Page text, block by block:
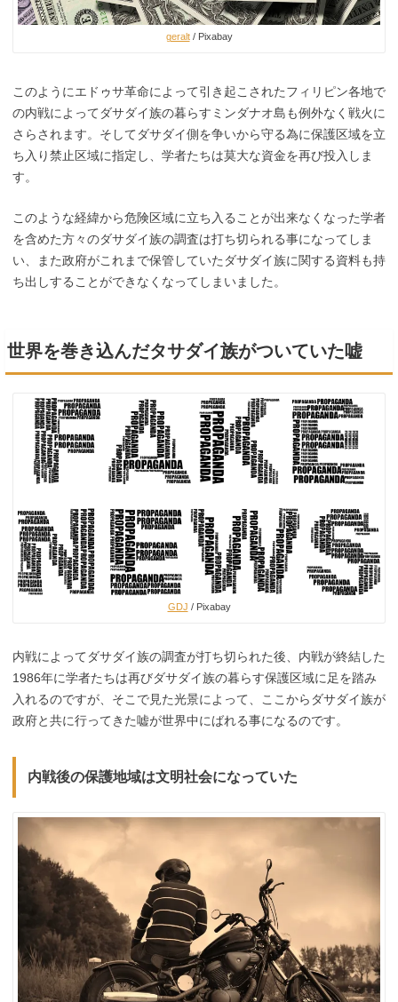
geralt/ Pixabay
このようにエドゥサ革命によって引き起こされたフィリピン各地で
の内戦によってダサダイ族の暮らすミンダナオ島も例外なく戦火に
さらされます。そしてダサダイ側を争いから守る為に保護区域を立
ち入り禁止区域に指定し、学者たちは莫大な資金を再び投入しま
す。
このような経緯から危険区域に立ち入ることが出来なくなった学者
を含めた方々のダサダイ族の調査は打ち切られる事になってしま
い、また政府がこれまで保管していたダサダイ族に関する資料も持
ち出しすることができなくなってしまいました。
世界を巻き込んだタサダイ族がついていた嘘
GDJ / Pixabay
内戦によってダサダイ族の調査が打ち切られた後、内戦が終結した
1986年に学者たちは再びダサダイ族の暮らす保護区域に足を踏み
入れるのですが、そこで見た光景によって、ここからダサダイ族が
政府と共に行ってきた嘘が世界中にばれる事になるのです。
内戦後の保護地域は文明社会になっていた